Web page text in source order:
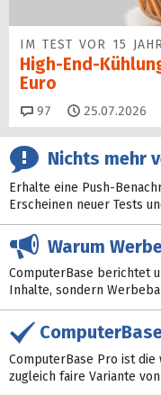
IM TEST VOR 15
High-End-
Euro
97 Kommentare
25.07.2026
Nichts mehr
Erhalte eine Push-
Erscheinen neuer Tests
Warum
ComputerBase berichtet
Inhalte, sondern
ComputerBase Pro ist
zugleich faire Variante